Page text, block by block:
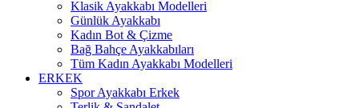
Klasik Ayakkabı Modelleri
Günlük Ayakkabı
Kadın Bot & Çizme
Bağ Bahçe Ayakkabıları
Tüm Kadın Ayakkabı Modelleri
ERKEK
Spor Ayakkabı Erkek